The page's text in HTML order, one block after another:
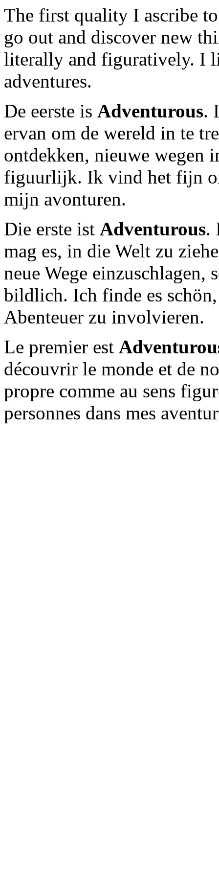
The first quality I ascribe
go out and discover new
literally and figuratively. I
adventures.
De eerste is Adventurous.
ervan om de wereld in te
ontdekken, nieuwe wegen
figuurlijk. Ik vind het fijn
mijn avonturen.
Die erste ist Adventurous.
mag es, in die Welt zu
neue Wege einzuschlagen,
bildlich. Ich finde es
Abenteuer zu involvieren.
Le premier est
découvrir le monde et de
propre comme au sens
personnes dans mes